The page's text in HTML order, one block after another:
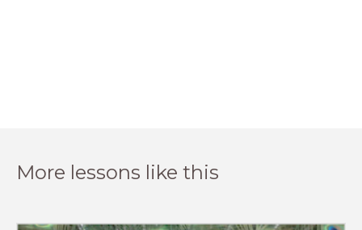
More lessons like this